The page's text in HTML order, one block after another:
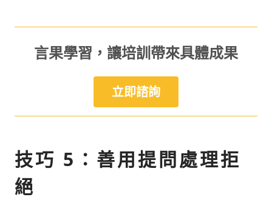
言果學習，讓培訓帶來具體成果
立即諮詢
技巧 5：善用提問處理拒
絕